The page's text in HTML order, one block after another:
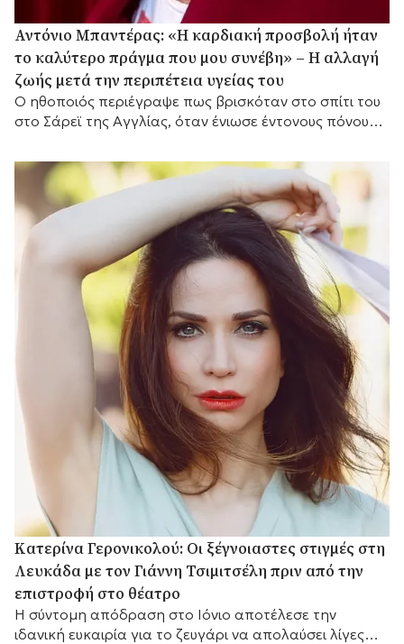
Αντόνιο Μπαντέρας: «Η καρδιακή προσβολή ήταν
το καλύτερο πράγμα που μου συνέβη» – Η αλλαγή
ζωής μετά την περιπέτεια υγείας του
Ο ηθοποιός περιέγραψε πως βρισκόταν στο σπίτι του
στο Σάρεϊ της Αγγλίας, όταν ένιωσε έντονους πόνους
Κατερίνα Γερονικολού: Οι ξέγνοιαστες στιγμές στη
Λευκάδα με τον Γιάννη Τσιμιτσέλη πριν από την
επιστροφή στο θέατρο
Η σύντομη απόδραση στο Ιόνιο αποτέλεσε την
ιδανική ευκαιρία για το ζευγάρι να απολαύσει λίγες